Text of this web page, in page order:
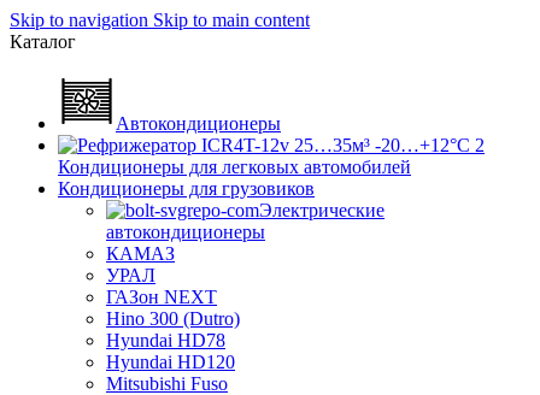
Skip to navigation Skip to main content
Каталог
Автокондиционеры
Кондиционеры для легковых автомобилей
Кондиционеры для грузовиков
Электрические
автокондиционеры
КАМАЗ
УРАЛ
ГАЗон NEXT
Hino 300 (Dutro)
Hyundai HD78
Hyundai HD120
Mitsubishi Fuso